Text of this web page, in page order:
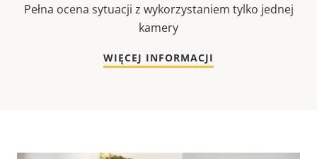
Pełna ocena sytuacji z wykorzystaniem tylko jednej
kamery
WIĘCEJ INFORMACJI